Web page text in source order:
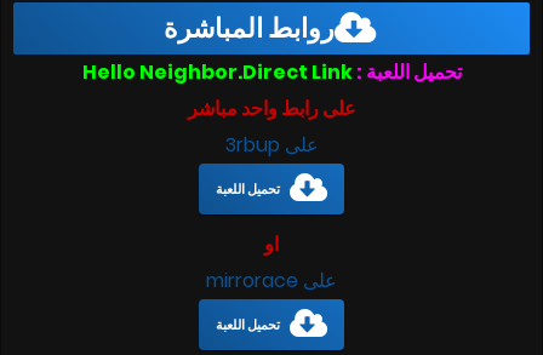
روابط المباشرة
تحميل اللعبة :Hello Neighbor.Direct Link
على رابط واحد مباشر
على 3rbup
تحميل اللعبة
او
على mirrorace
تحميل اللعبة